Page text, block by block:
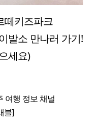
떼키즈파크
발소 만나러 가기!
세요)
여행 정보 채널
블]